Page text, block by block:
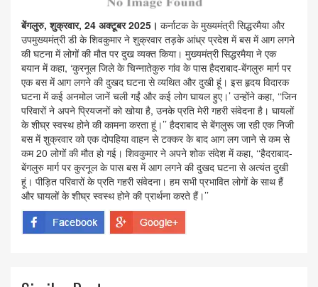
बेंगलुरु, शुक्रवार, 24 अक्टूबर 2025। कर्नाटक के मुख्यमंत्री सिद्धरमैया और
उपमुख्यमंत्री डी के शिवकुमार ने शुक्रवार तड़के आंध्र प्रदेश में बस में आग लगने
की घटना में लोगों की मौत पर दुख व्यक्त किया। मुख्यमंत्री सिद्धरमैया ने एक
बयान में कहा, ‘कुरनूल जिले के चिन्नातेकुरु गांव के पास हैदराबाद-बेंगलुरु मार्ग पर
एक बस में आग लगने की दुखद घटना से व्यथित और दुखी हूं। इस हृदय विदारक
घटना में कई अनमोल जानें चली गईं और कई लोग घायल हुए।’ उन्होंने कहा, ‘‘जिन
परिवारों ने अपने प्रियजनों को खोया है, उनके प्रति मेरी गहरी संवेदना है। घायलों
के शीघ्र स्वस्थ होने की कामना करता हूं।’’ हैदराबाद से बेंगलुरू जा रही एक निजी
बस में शुक्रवार को एक दोपहिया वाहन से टक्कर के बाद आग लग जाने से कम से
कम 20 लोगों की मौत हो गई। शिवकुमार ने अपने शोक संदेश में कहा, ‘‘हैदराबाद-
बेंगलुरु मार्ग पर कुरनूल के पास बस में आग लगने की दुखद घटना से अत्यंत दुखी
हूं। पीड़ित परिवारों के प्रति गहरी संवेदना। हम सभी प्रभावित लोगों के साथ हैं
और घायलों के शीघ्र स्वस्थ होने की प्रार्थना करते हैं।’’